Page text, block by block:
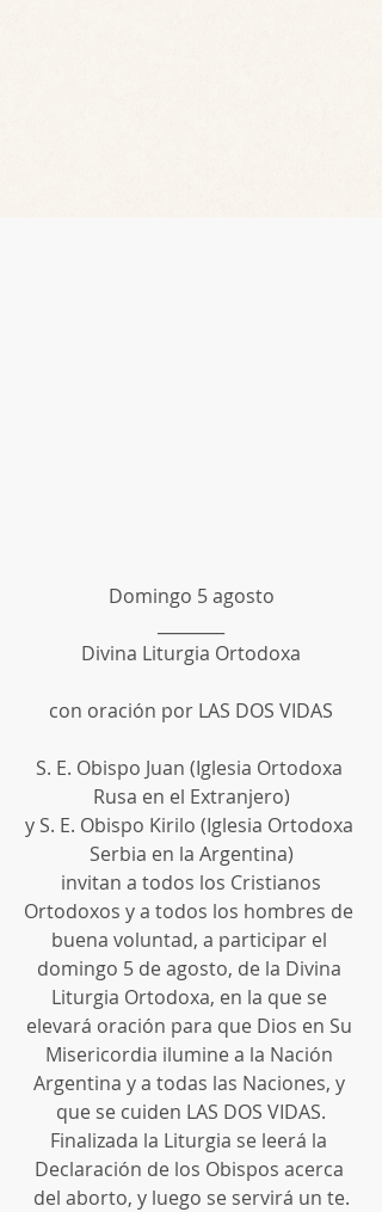
Domingo 5 agosto
Divina Liturgia Ortodoxa
con oración por LAS DOS VIDAS
S. E. Obispo Juan (Iglesia Ortodoxa
Rusa en el Extranjero)
y S. E. Obispo Kirilo (Iglesia Ortodoxa
Serbia en la Argentina)
Ortodoxos y a todos los hombres de
buena voluntad, a participar el
domingo 5 de agosto, de la Divina
Liturgia Ortodoxa, en la que se
elevará oración para que Dios en Su
Misericordia ilumine a la Nación
Argentina y a todas las Naciones, y
que se cuiden LAS DOS VIDAS.
Finalizada la Liturgia se leerá la
Declaración de los Obispos acerca
del aborto, y luego se servirá un te.